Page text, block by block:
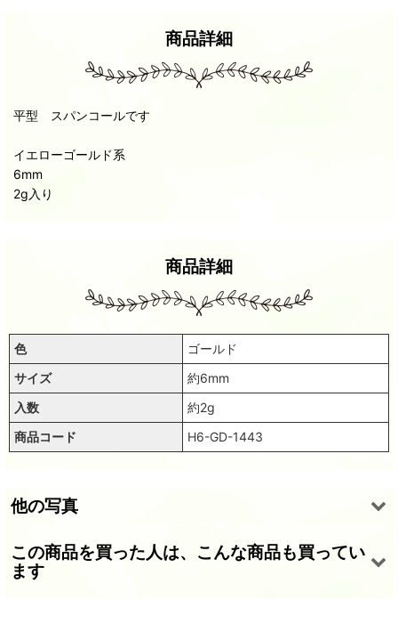
商品詳細
平型 スパンコールです
イエローゴールド系
6mm
2g入り
商品詳細
色
ゴールド
サイズ
約6mm
入数
約2g
商品コード
H6-GD-1443
他の写真
この商品を買った人は、こんな商品も買ってい
ます